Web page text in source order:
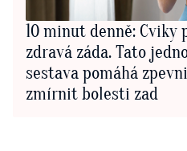
10 minut denně: Cviky
zdravá záda. Tato
sestava pomáhá
zmírnit bolesti zad